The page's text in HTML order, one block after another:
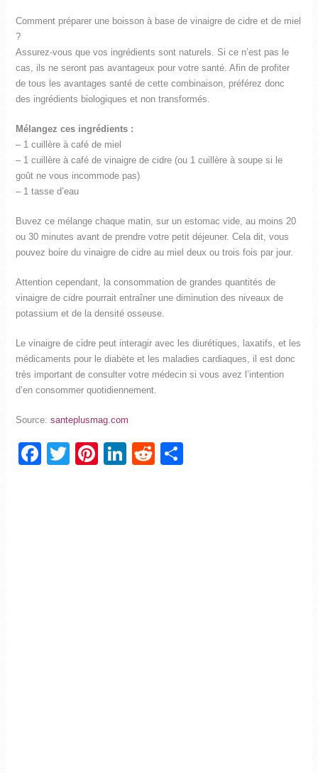
Comment préparer une boisson à base de vinaigre de cidre et de miel
?
Assurez-vous que vos ingrédients sont naturels. Si ce n’est pas le
cas, ils ne seront pas avantageux pour votre santé. Afin de profiter
de tous les avantages santé de cette combinaison, préférez donc
des ingrédients biologiques et non transformés.
Mélangez ces ingrédients :
– 1 cuillère à café de miel
– 1 cuillère à café de vinaigre de cidre (ou 1 cuillère à soupe si le
goût ne vous incommode pas)
– 1 tasse d’eau
Buvez ce mélange chaque matin, sur un estomac vide, au moins 20
ou 30 minutes avant de prendre votre petit déjeuner. Cela dit, vous
pouvez boire du vinaigre de cidre au miel deux ou trois fois par jour.
Attention cependant, la consommation de grandes quantités de
vinaigre de cidre pourrait entraîner une diminution des niveaux de
potassium et de la densité osseuse.
Le vinaigre de cidre peut interagir avec les diurétiques, laxatifs, et les
médicaments pour le diabète et les maladies cardiaques, il est donc
très important de consulter votre médecin si vous avez l’intention
d’en consommer quotidiennement.
Source: santeplusmag.com
Facebook
TwitterPinterest
LinkedIn
Reddit